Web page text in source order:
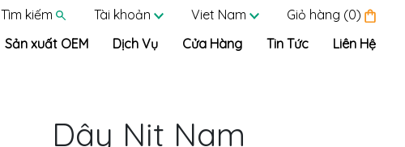
Tìm kiếm Tài khoản Viet Nam
Giỏ hàng (0)
Sản xuất OEM Dịch Vụ Cửa Hàng Tin Tức Liên Hệ
Dây Nịt Nam